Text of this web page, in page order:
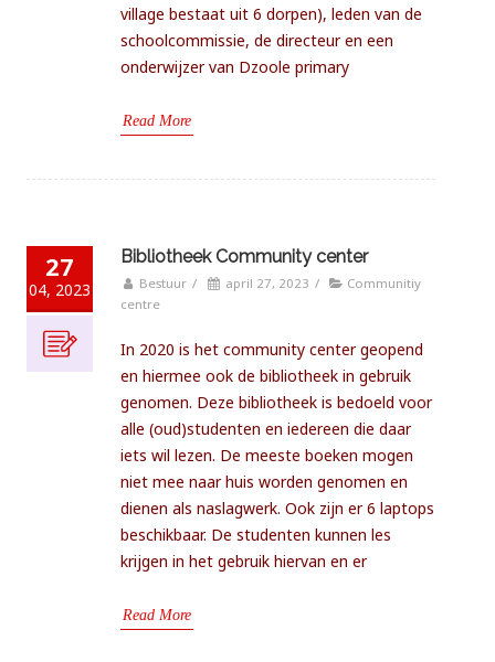
village bestaat uit 6 dorpen), leden van de
schoolcommissie, de directeur en een
onderwijzer van Dzoole primary
Read More
27
04, 2023
Bibliotheek Community center
Bestuur / april 27, 2023 /
Communitiy
centre
In 2020 is het community center geopend
en hiermee ook de bibliotheek in gebruik
genomen. Deze bibliotheek is bedoeld voor
alle (oud)studenten en iedereen die daar
iets wil lezen. De meeste boeken mogen
niet mee naar huis worden genomen en
dienen als naslagwerk. Ook zijn er 6 laptops
beschikbaar. De studenten kunnen les
krijgen in het gebruik hiervan en er
Read More